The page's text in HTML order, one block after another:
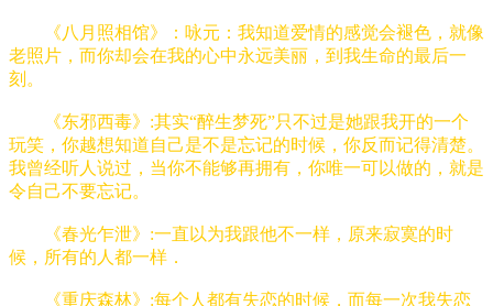
《八月照相馆》：咏元：我知道爱情的感觉会褪色，就像
老照片，而你却会在我的心中永远美丽，到我生命的最后一
刻。
《东邪西毒》:其实“醉生梦死”只不过是她跟我开的一个
玩笑，你越想知道自己是不是忘记的时候，你反而记得清楚。
我曾经听人说过，当你不能够再拥有，你唯一可以做的，就是
令自己不要忘记。
《春光乍泄》:一直以为我跟他不一样，原来寂寞的时
候，所有的人都一样．
《重庆森林》:每个人都有失恋的时候，而每一次我失恋